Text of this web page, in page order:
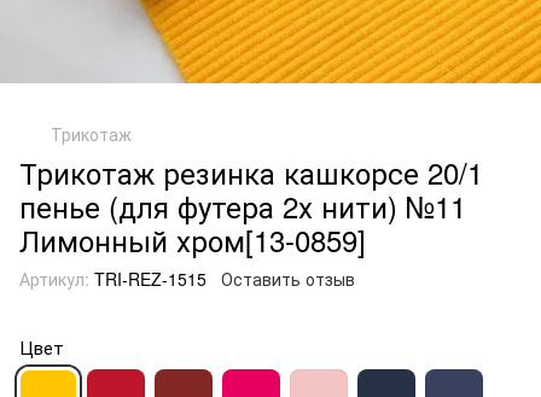
Трикотаж
Трикотаж резинка кашкорсе 20/1
пенье (для футера 2х нити) №11
Лимонный хром[13-0859]
Артикул: TRI-REZ-1515 Оставить отзыв
Цвет